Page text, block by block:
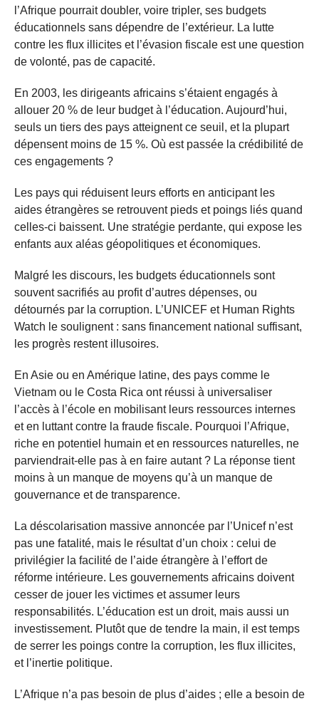
l’Afrique pourrait doubler, voire tripler, ses budgets
éducationnels sans dépendre de l’extérieur. La lutte
contre les flux illicites et l’évasion fiscale est une question
de volonté, pas de capacité.
En 2003, les dirigeants africains s’étaient engagés à
allouer 20 % de leur budget à l’éducation. Aujourd’hui,
seuls un tiers des pays atteignent ce seuil, et la plupart
dépensent moins de 15 %. Où est passée la crédibilité de
ces engagements ?
Les pays qui réduisent leurs efforts en anticipant les
aides étrangères se retrouvent pieds et poings liés quand
celles-ci baissent. Une stratégie perdante, qui expose les
enfants aux aléas géopolitiques et économiques.
Malgré les discours, les budgets éducationnels sont
souvent sacrifiés au profit d’autres dépenses, ou
détournés par la corruption. L’UNICEF et Human Rights
Watch le soulignent : sans financement national suffisant,
les progrès restent illusoires.
En Asie ou en Amérique latine, des pays comme le
Vietnam ou le Costa Rica ont réussi à universaliser
l’accès à l’école en mobilisant leurs ressources internes
et en luttant contre la fraude fiscale. Pourquoi l’Afrique,
riche en potentiel humain et en ressources naturelles, ne
parviendrait-elle pas à en faire autant ? La réponse tient
moins à un manque de moyens qu’à un manque de
gouvernance et de transparence.
La déscolarisation massive annoncée par l’Unicef n’est
pas une fatalité, mais le résultat d’un choix : celui de
privilégier la facilité de l’aide étrangère à l’effort de
réforme intérieure. Les gouvernements africains doivent
cesser de jouer les victimes et assumer leurs
responsabilités. L’éducation est un droit, mais aussi un
investissement. Plutôt que de tendre la main, il est temps
de serrer les poings contre la corruption, les flux illicites,
et l’inertie politique.
L’Afrique n’a pas besoin de plus d’aides ; elle a besoin de